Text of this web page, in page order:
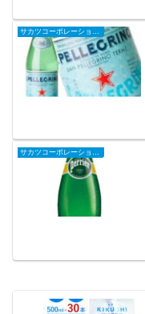
サカツコーポレーション楽天市場店